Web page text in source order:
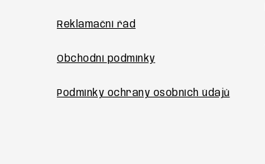
Reklamační řád
Obchodní podmínky
Podmínky ochrany osobních údajů